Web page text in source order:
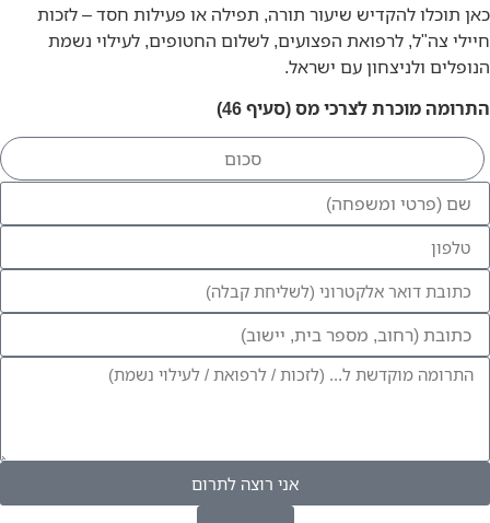
כאן תוכלו להקדיש שיעור תורה, תפילה או פעילות חסד – לזכות
חיילי צה"ל, לרפואת הפצועים, לשלום החטופים, לעילוי נשמת
הנופלים ולניצחון עם ישראל.
התרומה מוכרת לצרכי מס (סעיף 46)
אני רוצה לתרום